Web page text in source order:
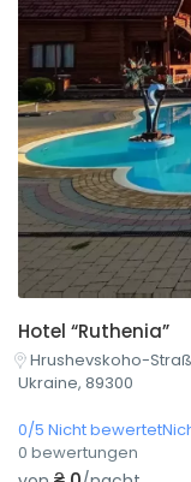
Hotel “Ruthenia”
Hrushevskoho-
Ukraine, 89300
0/5 Nicht
0 bewertungen